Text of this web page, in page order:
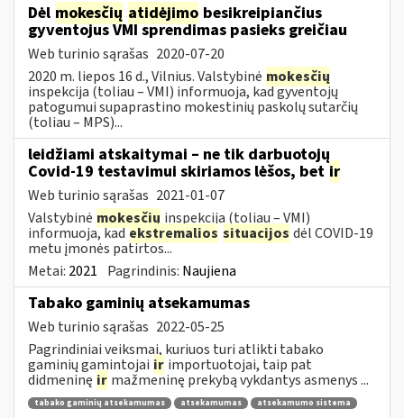
Dėl mokesčių atidėjimo besikreipiančius
gyventojus VMI sprendimas pasieks greičiau
Web turinio sąrašas 2020-07-20
2020 m. liepos 16 d., Vilnius. Valstybinė mokesčių
inspekcija (toliau – VMI) informuoja, kad gyventojų
patogumui supaprastino mokestinių paskolų sutarčių
(toliau – MPS)...
leidžiami atskaitymai – ne tik darbuotojų
Covid-19 testavimui skiriamos lėšos, bet ir
Web turinio sąrašas 2021-01-07
Valstybinė mokesčių inspekcija (toliau – VMI)
informuoja, kadekstremalios situacijos dėl COVID-19
metu įmonės patirtos...
Metai: 2021 Pagrindinis: Naujiena
Tabako gaminių atsekamumas
Web turinio sąrašas 2022-05-25
Pagrindiniai veiksmai, kuriuos turi atlikti tabako
gaminių gamintojai ir importuotojai, taip pat
didmeninę ir mažmeninę prekybą vykdantys asmenys ...
tabako gaminių atsekamumas atsekamumas atsekamumo sistema